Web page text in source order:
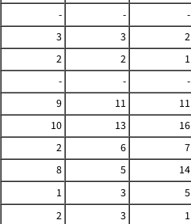
- - -
3 3 2
2 2 1
- - -
9 11 11
10 13 16
2 6 7
8 5 14
1 3 5
2 3 1